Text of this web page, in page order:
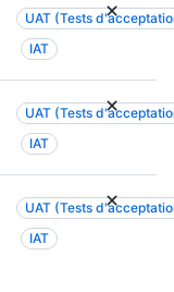
UAT (Tests
IAT
UAT (Tests
IAT
UAT (Tests
IAT